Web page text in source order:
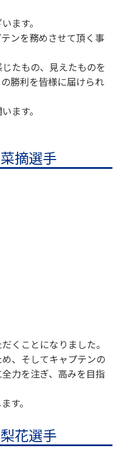
ます。
ンを務めさせて頂く事
たもの、見えたものを
勝利を皆様に届けられ
ます。
摘選手
くことになりました。
、そしてキャプテンの
力を注ぎ、高みを目指
す。
花選手